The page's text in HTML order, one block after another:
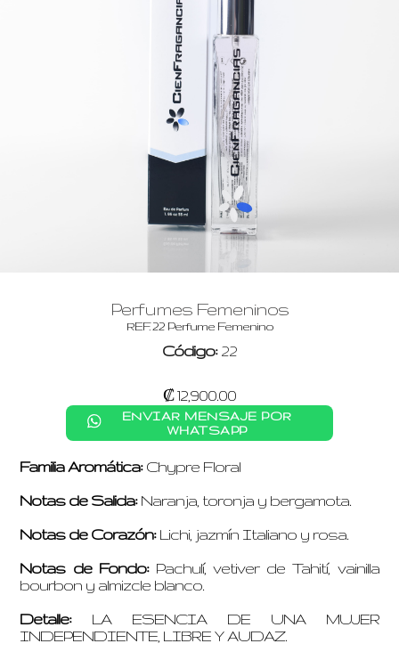
Perfumes Femeninos
REF. 22 Perfume Femenino
Código:22
₡ 12,900.00
ENVIAR MENSAJE POR
WHATSAPP
Familia Aromática: Chypre Floral
Notas de Salida:Naranja, toronja y bergamota.
Notas de Corazón:Lichi, jazmín Italiano y rosa.
Notas de Fondo:Pachulí, vetiver de Tahití, vainilla
bourbon y almizcle blanco.
Detalle:LA ESENCIA DE UNA MUJER
INDEPENDIENTE, LIBRE Y AUDAZ.